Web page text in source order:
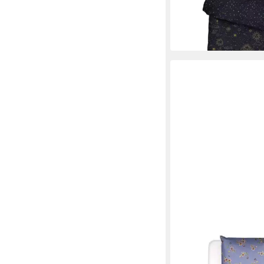
ab 59,95 € UVP69,95 €
in 2-3 Werktagen bei dir
Bettwäsche Fiora
B/L